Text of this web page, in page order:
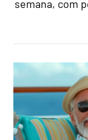
semana, com